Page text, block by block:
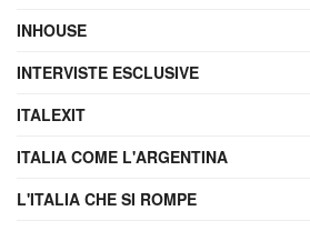
INHOUSE
INTERVISTE ESCLUSIVE
ITALEXIT
ITALIA COME L'ARGENTINA
L'ITALIA CHE SI ROMPE